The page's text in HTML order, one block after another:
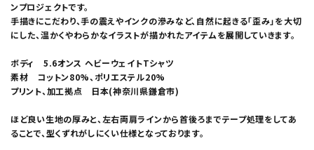
ンプロジェクトです。
手描きにこだわり、手の震えやインクの滲みなど、自然に起きる「歪み」を大切
にした、温かくやわらかなイラストが描かれたアイテムを展開していきます。
ボディ 5.6オンス ヘビーウェイトTシャツ
素材 コットン80%、ポリエステル20%
プリント、加工拠点 日本(神奈川県鎌倉市)
ほど良い生地の厚みと、左右両肩ラインから首後ろまでテープ処理をしてあ
ることで、型くずれがしにくい仕様となっております。